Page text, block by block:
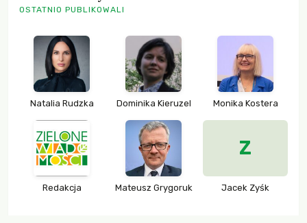
OSTATNIO PUBLIKOWALI
Natalia Rudzka Dominika Kieruzel Monika Kostera
Redakcja Mateusz Grygoruk
Z
Jacek Zyśk